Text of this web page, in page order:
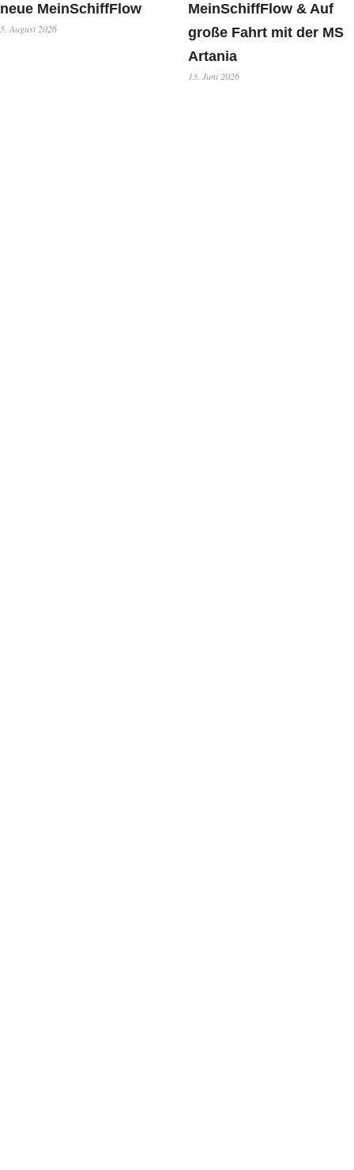
neue MeinSchiffFlow
5. August 2026
MeinSchiffFlow & Auf
große Fahrt mit der MS
Artania
13. Juni 2026